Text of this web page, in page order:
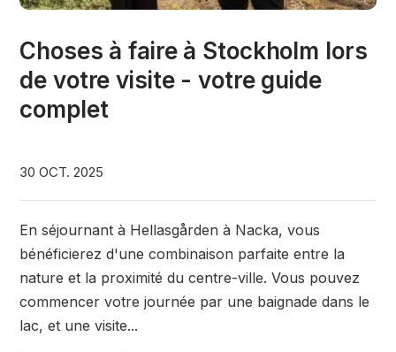
Choses à faire à Stockholm lors
de votre visite - votre guide
complet
30 OCT. 2025
En séjournant à Hellasgården à Nacka, vous
bénéficierez d'une combinaison parfaite entre la
nature et la proximité du centre-ville. Vous pouvez
commencer votre journée par une baignade dans le
lac, et une visite...